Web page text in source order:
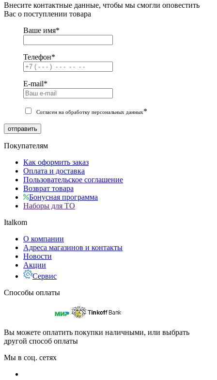
Внесите контактные данные, чтобы мы смогли оповестить
Вас о поступлении товара
Ваше имя*
Телефон*
E-mail*
Согласен на обработку персональных данных*
отправить
Покупателям
Как оформить заказ
Оплата и доставка
Пользовательское соглашение
Возврат товара
Бонусная программа
Наборы для ТО
Italkom
О компании
Адреса магазинов и контакты
Новости
Акции
Сервис
Способы оплаты
Вы можете оплатить покупки наличными, или выбрать
другой способ оплаты
Мы в соц. сетях